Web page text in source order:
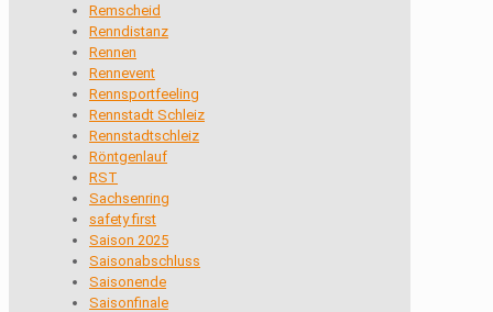
Remscheid
Renndistanz
Rennen
Rennevent
Rennsportfeeling
Rennstadt Schleiz
Rennstadtschleiz
Röntgenlauf
RST
Sachsenring
safety first
Saison 2025
Saisonabschluss
Saisonende
Saisonfinale